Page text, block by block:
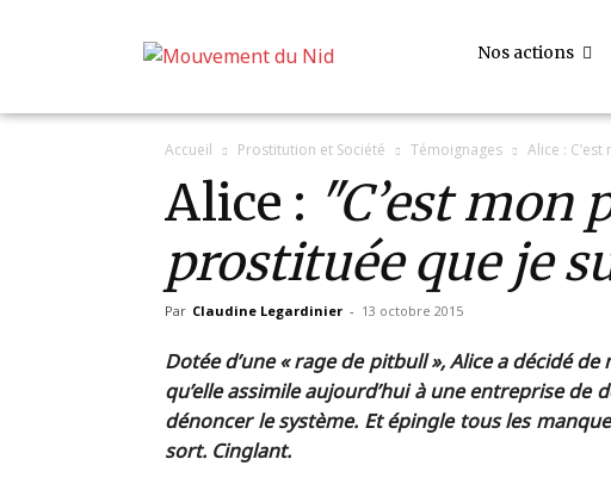
Nos actions
Accueil Prostitution et Société Témoignages Alice :
Alice : C’est mon
prostituée que je
Par Claudine Legardinier - 13 octobre 2015
Dotée d’une « rage de pitbull », Alice a décidé
qu’elle assimile aujourd’hui à une entreprise
dénoncer le système. Et épingle tous les
sort. Cinglant.